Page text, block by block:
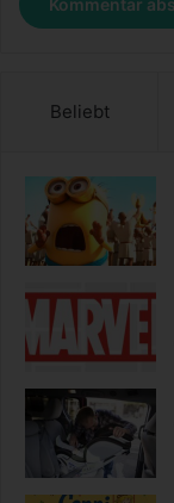
Beliebt